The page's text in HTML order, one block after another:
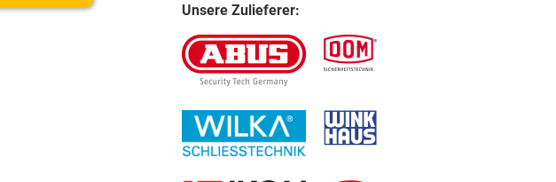
Unsere Zulieferer: